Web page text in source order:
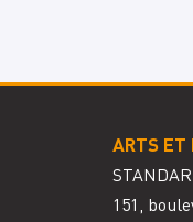
ARTS ET
151,